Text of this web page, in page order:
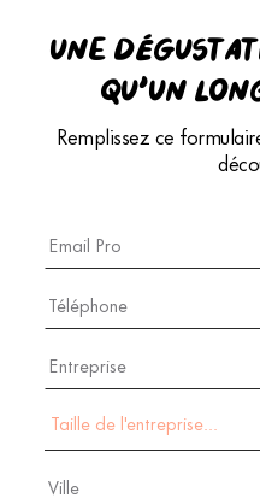
Une
qu’un
Remplissez ce